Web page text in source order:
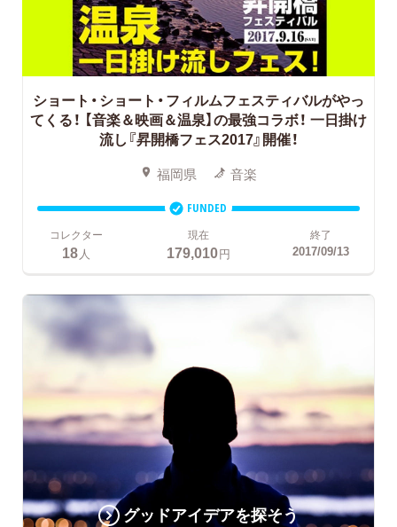
ショート・ショート・フィルムフェスティバルがやっ
てくる！ 【音楽＆映画＆温泉】の最強コラボ！ 一日掛け
流し『昇開橋フェス2017』開催！
福岡県 音楽
FUNDED
コレクター
18 人
現在
179,010円
終了
2017/09/13
グッドアイデアを探そう